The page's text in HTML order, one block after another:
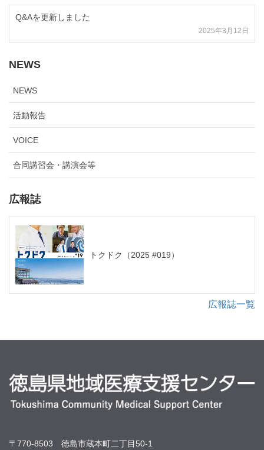
Q&Aを更新しました
2025年3月12日
NEWS
NEWS
活動報告
VOICE
合同講習会・講演会等
広報誌
トクドク（2025 #019）
広報誌一覧
〒770-8503 徳島市蔵本町二丁目50-1